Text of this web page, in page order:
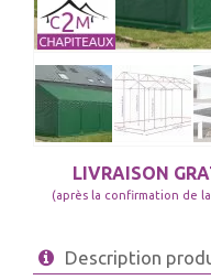
LIVRAISON
(après la confirmation de
Description